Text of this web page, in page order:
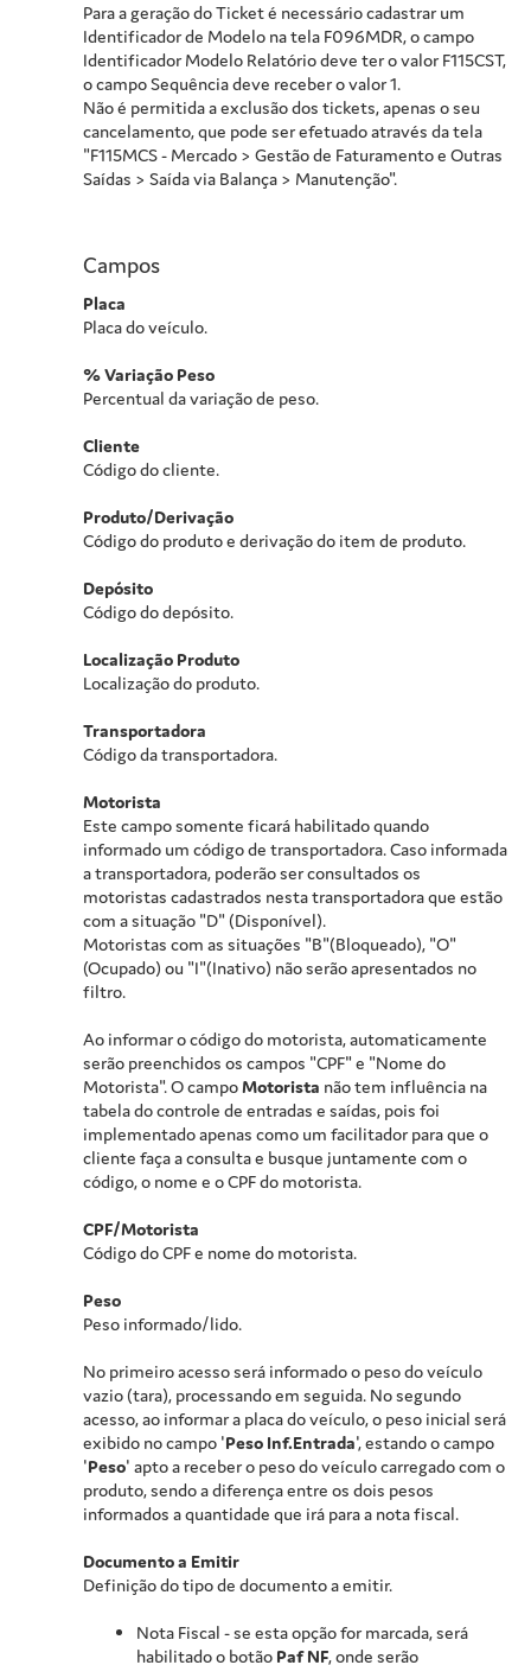
Para a geração do Ticket é necessário cadastrar um
Identificador de Modelo na tela F096MDR, o campo
Identificador Modelo Relatório deve ter o valor F115CST,
o campo Sequência deve receber o valor 1.
Não é permitida a exclusão dos tickets, apenas o seu
cancelamento, que pode ser efetuado através da tela
"F115MCS - Mercado > Gestão de Faturamento e Outras
Saídas > Saída via Balança > Manutenção".
Campos
Placa
Placa do veículo.
% Variação Peso
Percentual da variação de peso.
Cliente
Código do cliente.
Produto/Derivação
Código do produto e derivação do item de produto.
Depósito
Código do depósito.
Localização Produto
Localização do produto.
Transportadora
Código da transportadora.
Motorista
Este campo somente ficará habilitado quando
informado um código de transportadora. Caso informada
a transportadora, poderão ser consultados os
motoristas cadastrados nesta transportadora que estão
com a situação "D" (Disponível).
Motoristas com as situações "B"(Bloqueado), "O"
(Ocupado) ou "I"(Inativo) não serão apresentados no
filtro.
Ao informar o código do motorista, automaticamente
serão preenchidos os campos "CPF" e "Nome do
Motorista". O campoMotorista não tem influência na
tabela do controle de entradas e saídas, pois foi
implementado apenas como um facilitador para que o
cliente faça a consulta e busque juntamente com o
código, o nome e o CPF do motorista.
CPF/Motorista
Código do CPF e nome do motorista.
Peso
Peso informado/lido.
No primeiro acesso será informado o peso do veículo
vazio (tara), processando em seguida. No segundo
acesso, ao informar a placa do veículo, o peso inicial será
exibido no campo 'Peso Inf.Entrada', estando o campo
'Peso' apto a receber o peso do veículo carregado com o
produto, sendo a diferença entre os dois pesos
informados a quantidade que irá para a nota fiscal.
Documento a Emitir
Definição do tipo de documento a emitir.
Nota Fiscal - se esta opção for marcada, será
habilitado o botão Paf NF, onde serão